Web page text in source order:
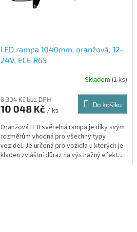
LED rampa 1040mm, oranžová, 12-
24V, ECE R65
Skladem (1 ks)
8 304 Kč bez DPH
10 048 Kč / ks
Do košíku
Oranžová LED světelná rampa je díky svým
rozměrům vhodná pro všechny typy
vozidel. Je určená pro vozidla u kterých je
kladen zvláštní důraz na výstražný efekt....